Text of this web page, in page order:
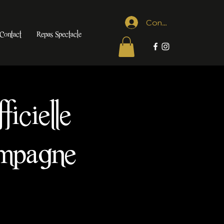
Connexion
Contact Repas Spectacle